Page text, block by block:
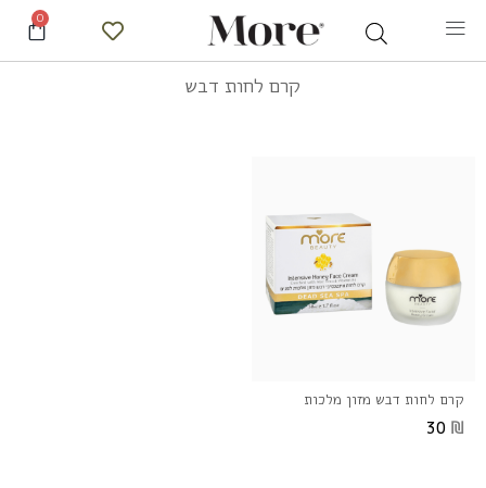
0
קרם לחות דבש
קרם לחות דבש מזון מלכות
30 ₪